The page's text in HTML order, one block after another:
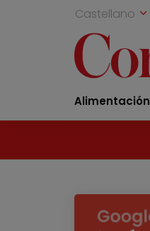
Castellano
Alimentación